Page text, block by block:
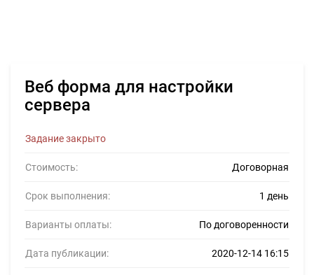
Веб форма для настройки
сервера
Задание закрыто
Стоимость: Договорная
Срок выполнения: 1 день
Варианты оплаты: По договоренности
Дата публикации: 2020-12-14 16:15